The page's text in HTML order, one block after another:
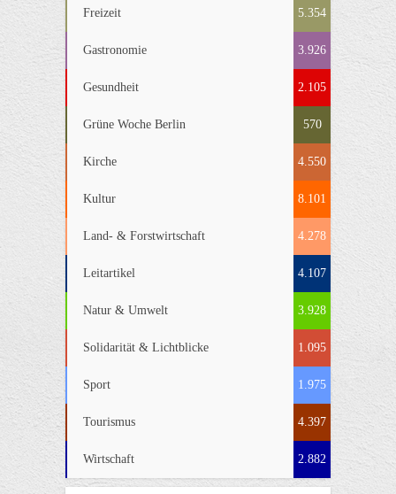
Freizeit 5.354
Gastronomie 3.926
Gesundheit 2.105
Grüne Woche Berlin 570
Kirche 4.550
Kultur 8.101
Land- & Forstwirtschaft 4.278
Leitartikel 4.107
Natur & Umwelt 3.928
Solidarität & Lichtblicke 1.095
Sport 1.975
Tourismus 4.397
Wirtschaft 2.882